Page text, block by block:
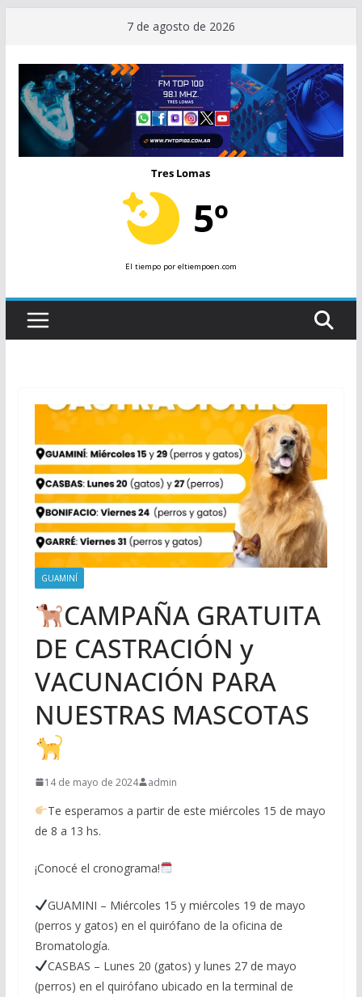
contenido
7 de agosto de 2026
Tres Lomas
5º
El tiempopor eltiempoen.com
GUAMINÍ
CAMPAÑA GRATUITA
DE CASTRACIÓN y
VACUNACIÓN PARA
NUESTRAS MASCOTAS
14 de mayo de 2024 admin
Te esperamos a partir de este miércoles 15 de mayo
de 8 a 13 hs.
¡Conocé el cronograma!
GUAMINI – Miércoles 15 y miércoles 19 de mayo
(perros y gatos) en el quirófano de la oficina de
Bromatología.
CASBAS – Lunes 20 (gatos) y lunes 27 de mayo
(perros) en el quirófano ubicado en la terminal de